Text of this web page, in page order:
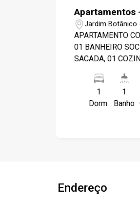
Apartamentos
Jardim Botânico
APARTAMENTO
01 BANHEIRO
SACADA, 01
CONDOMÍNIO
HORAS E ÁREA
PISCINA,
1
Dorm.
1
Banho
Endereço